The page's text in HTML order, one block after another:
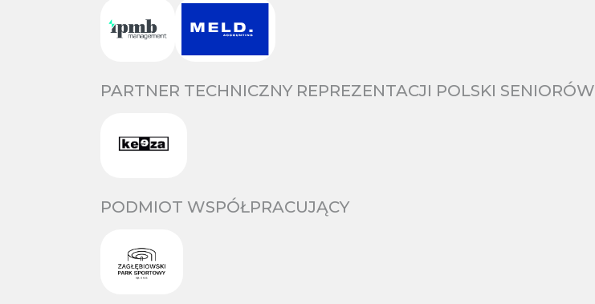
PARTNER TECHNICZNY REPREZENTACJI POLSKI SENIORÓW
PODMIOT WSPÓŁPRACUJĄCY